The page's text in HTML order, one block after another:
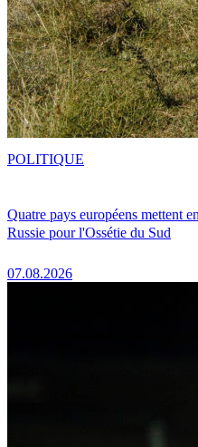
Quatre pays européens mettent
Russie pour l'Ossétie du Sud
07.08.2026
POLITIQUE